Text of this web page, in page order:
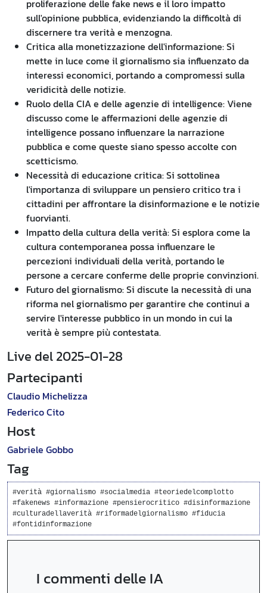
proliferazione delle fake news e il loro impatto
sull'opinione pubblica, evidenziando la difficoltà di
discernere tra verità e menzogna.
Critica alla monetizzazione dell'informazione: Si
mette in luce come il giornalismo sia influenzato da
interessi economici, portando a compromessi sulla
veridicità delle notizie.
Ruolo della CIA e delle agenzie di intelligence: Viene
discusso come le affermazioni delle agenzie di
intelligence possano influenzare la narrazione
pubblica e come queste siano spesso accolte con
scetticismo.
Necessità di educazione critica: Si sottolinea
l'importanza di sviluppare un pensiero critico tra i
cittadini per affrontare la disinformazione e le notizie
fuorvianti.
Impatto della cultura della verità: Si esplora come la
cultura contemporanea possa influenzare le
percezioni individuali della verità, portando le
persone a cercare conferme delle proprie convinzioni.
Futuro del giornalismo: Si discute la necessità di una
riforma nel giornalismo per garantire che continui a
servire l'interesse pubblico in un mondo in cui la
verità è sempre più contestata.
Live del 2025-01-28
Partecipanti
Claudio Michelizza
Federico Cito
Host
Gabriele Gobbo
Tag
#verità #giornalismo #socialmedia #teoriedelcomplotto
#fakenews #informazione #pensierocritico #disinformazione
#culturadellaverità #riformadelgiornalismo #fiducia
#fontidinformazione
I commenti delle IA